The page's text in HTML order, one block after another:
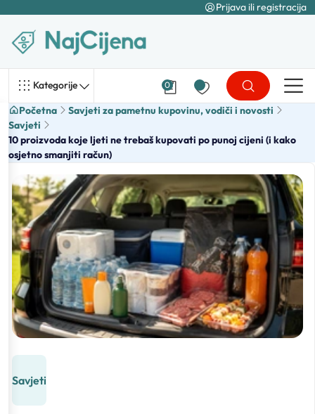
Prijava ili registracija
Kategorije 0
Početna
Savjeti za pametnu kupovinu, vodiči i novosti
Savjeti
10 proizvoda koje ljeti ne trebaš kupovati po punoj cijeni (i kako
osjetno smanjiti račun)
Savjeti